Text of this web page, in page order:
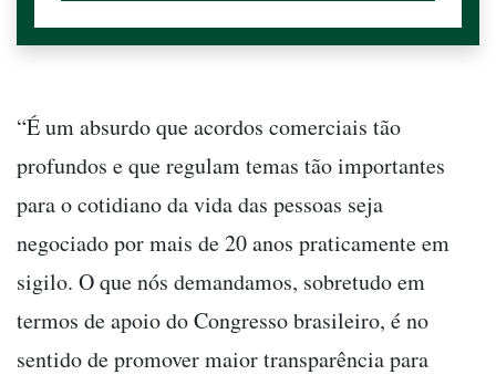
“É um absurdo que acordos comerciais tão
profundos e que regulam temas tão importantes
para o cotidiano da vida das pessoas seja
negociado por mais de 20 anos praticamente em
sigilo. O que nós demandamos, sobretudo em
termos de apoio do Congresso brasileiro, é no
sentido de promover maior transparência para